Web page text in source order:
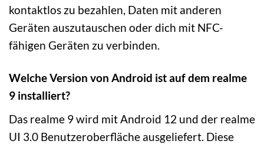
kontaktlos zu bezahlen, Daten mit anderen
Geräten auszutauschen oder dich mit NFC-
fähigen Geräten zu verbinden.
Welche Version von Android ist auf dem realme
9 installiert?
Das realme 9 wird mit Android 12 und der realme
UI 3.0 Benutzeroberfläche ausgeliefert. Diese